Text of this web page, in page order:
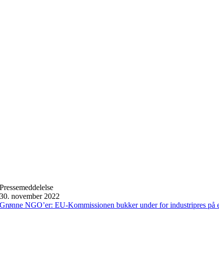
Pressemeddelelse
30. november 2022
Grønne NGO’er: EU-Kommissionen bukker under for industripres på